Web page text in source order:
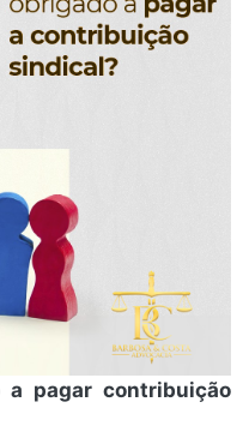
a pagar contribuição